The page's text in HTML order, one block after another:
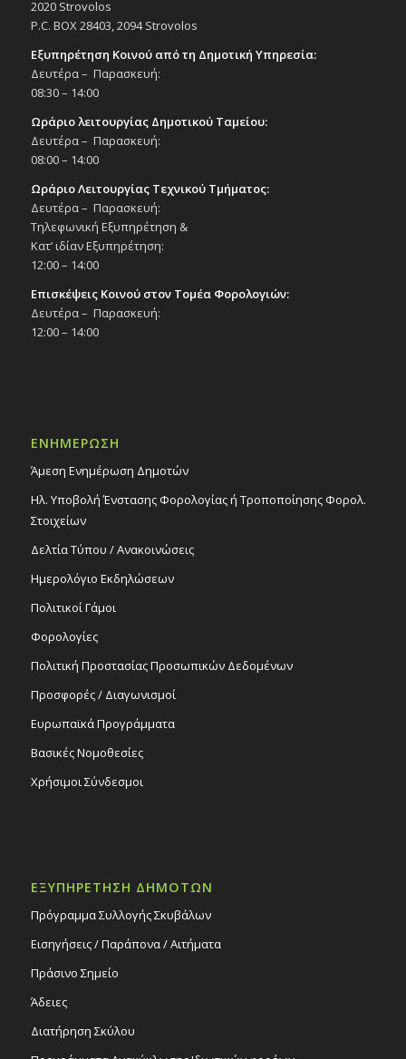
7/7/25
Εκδηλώσεις στο Δημοτικό Θέατρο
ΙΟΥΛ
7/7/25
Εκδηλώσεις στο Δημοτικό Θέατρο
ΙΟΥΛ
9
Χορευτική παράσταση «11 χρόνια χορού»,
9/7/25
17:30
ΙΟΥΛ
9
ΙΟΥΛ
10
Συναυλία «Πού ΄σαι Ζαμπέτα», με τον
Μουσικό Όμιλο ΡΙΚ, στο πλαίσιο του
προγράμματος « Ο Πολιτισμός σε κάθε
γειτονιά του Στροβόλου», 10/7/25
20:00
Πολιτιστικό Κέντρο Στροβόλου
11 Τελική γιορτή νηπιαγωγείου, 11/7/25
2020 Strovolos
P.C. BOX 28403, 2094 Strovolos
Εξυπηρέτηση Κοινού από τη Δημοτική Υπηρεσία:
Δευτέρα – Παρασκευή:
08:30 – 14:00
Ωράριο λειτουργίας Δημοτικού Ταμείου:
Δευτέρα – Παρασκευή:
08:00 – 14:00
Ωράριο Λειτουργίας Τεχνικού Τμήματος:
Δευτέρα – Παρασκευή:
Τηλεφωνική Εξυπηρέτηση &
Κατ’ ιδίαν Εξυπηρέτηση:
12:00 – 14:00
Επισκέψεις Κοινού στον Τομέα Φορολογιών:
Δευτέρα – Παρασκευή:
12:00 – 14:00
ΕΝΗΜΕΡΩΣΗ
Άμεση Ενημέρωση Δημοτών
Ηλ. Υποβολή Ένστασης Φορολογίας ή Τροποποίησης Φορολ.
Στοιχείων
Δελτία Τύπου / Ανακοινώσεις
Ημερολόγιο Εκδηλώσεων
Πολιτικοί Γάμοι
Φορολογίες
Πολιτική Προστασίας Προσωπικών Δεδομένων
Προσφορές / Διαγωνισμοί
Ευρωπαϊκά Προγράμματα
Βασικές Νομοθεσίες
Χρήσιμοι Σύνδεσμοι
ΕΞΥΠΗΡΕΤΗΣΗ ΔΗΜΟΤΩΝ
Πρόγραμμα Συλλογής Σκυβάλων
Εισηγήσεις / Παράπονα / Αιτήματα
Πράσινο Σημείο
Άδειες
Διατήρηση Σκύλου